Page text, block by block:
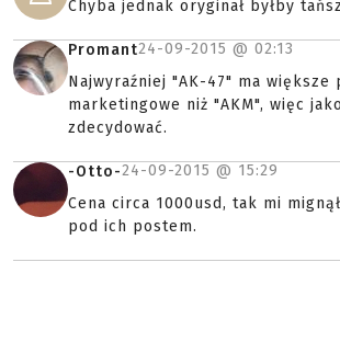
Chyba jednak oryginał byłby
Promant24-09-2015 @ 02:13
Najwyraźniej "AK-47" ma większe
marketingowe niż "AKM", więc
zdecydować.
-Otto-24-09-2015 @ 15:29
Cena circa 1000usd, tak mi
pod ich postem.